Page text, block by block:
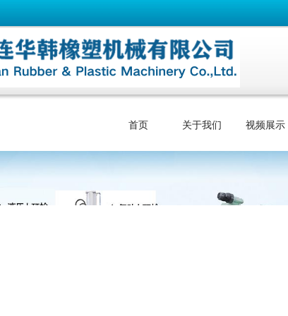
首页 关于我们 视频展示